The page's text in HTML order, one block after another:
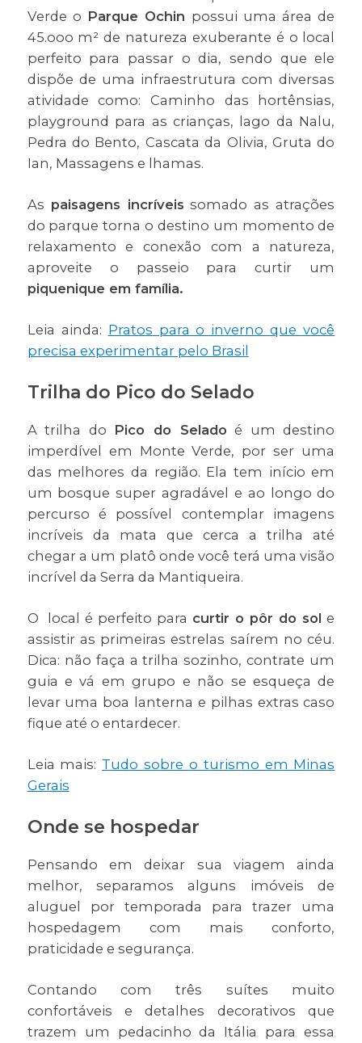
Verde o Parque Ochin possui uma área de
45.ooo m² de natureza exuberante é o local
perfeito para passar o dia, sendo que ele
dispõe de uma infraestrutura com diversas
atividade como: Caminho das hortênsias,
playground para as crianças, lago da Nalu,
Pedra do Bento, Cascata da Olivia, Gruta do
Ian, Massagens e lhamas.
As paisagens incríveis somado as atrações
do parque torna o destino um momento de
relaxamento e conexão com a natureza,
aproveite o passeio para curtir um
piquenique em família.
Leia ainda: Pratos para o inverno que você
precisa experimentar pelo Brasil
Trilha do Pico do Selado
A trilha do Pico do Selado é um destino
imperdível em Monte Verde, por ser uma
das melhores da região. Ela tem início em
um bosque super agradável e ao longo do
percurso é possível contemplar imagens
incríveis da mata que cerca a trilha até
chegar a um platô onde você terá uma visão
incrível da Serra da Mantiqueira.
O local é perfeito para curtir o pôr do sole
assistir as primeiras estrelas saírem no céu.
Dica: não faça a trilha sozinho, contrate um
guia e vá em grupo e não se esqueça de
levar uma boa lanterna e pilhas extras caso
fique até o entardecer.
Leia mais: Tudo sobre o turismo em Minas
Gerais
Onde se hospedar
Pensando em deixar sua viagem ainda
melhor, separamos alguns imóveis de
aluguel por temporada para trazer uma
hospedagem com mais conforto,
praticidade e segurança.
Contando com três suítes muito
confortáveis e detalhes decorativos que
trazem um pedacinho da Itália para essa